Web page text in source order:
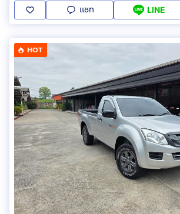
แชท LINE
HOT